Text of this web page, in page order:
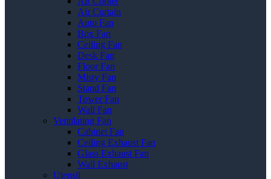
Air Curtain
Auto Fan
Box Fan
Ceiling Fan
Desk Fan
Floor Fan
Misty Fan
Stand Fan
Tower Fan
Wall Fan
Ventilating Fan
Cabinet Fan
Ceiling Exhaust Fan
Glass Exhaust Fan
Wall Exhaust
Utensil